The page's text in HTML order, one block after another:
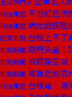
科技風雲 不怕紅色
科技風雲 端出超旗
投資焦點 台股上不
焦點新聞 政府失靈！
焦點新聞 首爾變空
焦點新聞 被買走的
科技風雲 台積電、鴻